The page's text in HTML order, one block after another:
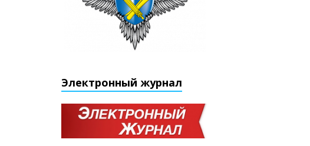
Электронный журнал